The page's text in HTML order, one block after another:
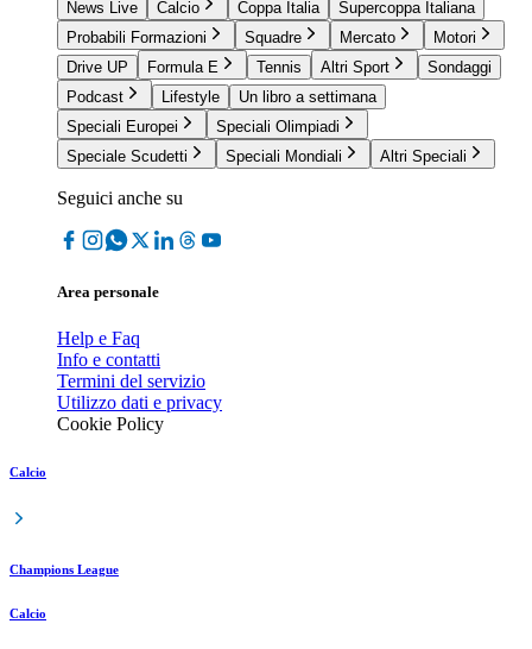
News Live
Calcio Coppa Italia
Supercoppa Italiana
Probabili Formazioni
Squadre Mercato
Motori
Drive UP
Formula E Tennis Altri Sport
Sondaggi
Podcast
Lifestyle
Un libro a settimana
Speciali Europei
Speciali Olimpiadi
Speciale Scudetti
Speciali Mondiali Altri Speciali
Seguici anche su
Area personale
Help e Faq
Info e contatti
Termini del servizio
Utilizzo dati e privacy
Cookie Policy
Calcio
Champions League
Calcio